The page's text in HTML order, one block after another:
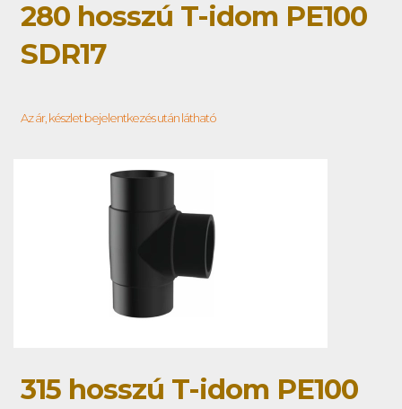
280 hosszú T-idom PE100
SDR17
Az ár, készlet bejelentkezés után látható
315 hosszú T-idom PE100